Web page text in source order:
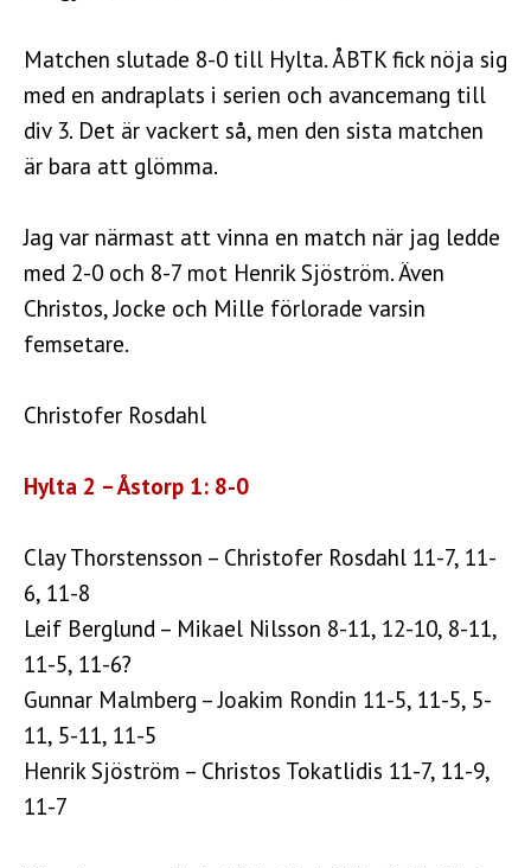
Matchen slutade 8-0 till Hylta. ÅBTK fick nöja sig
med en andraplats i serien och avancemang till
div 3. Det är vackert så, men den sista matchen
är bara att glömma.
Jag var närmast att vinna en match när jag ledde
med 2-0 och 8-7 mot Henrik Sjöström. Även
Christos, Jocke och Mille förlorade varsin
femsetare.
Christofer Rosdahl
Hylta 2 – Åstorp 1: 8-0
Clay Thorstensson – Christofer Rosdahl 11-7, 11-
6, 11-8
Leif Berglund – Mikael Nilsson 8-11, 12-10, 8-11,
11-5, 11-6?
Gunnar Malmberg – Joakim Rondin 11-5, 11-5, 5-
11, 5-11, 11-5
Henrik Sjöström – Christos Tokatlidis 11-7, 11-9,
11-7